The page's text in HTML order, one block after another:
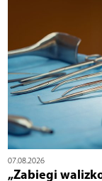
07.08.2026
„Zabiegi